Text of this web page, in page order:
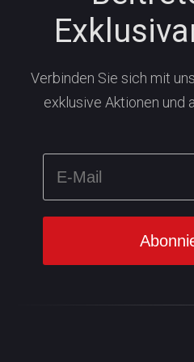
Verbinden Sie sich mit
exklusive Aktionen und